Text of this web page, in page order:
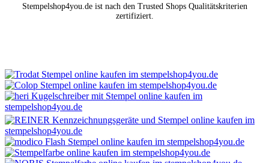
Stempelshop4you.de ist nach den Trusted Shops Qualitätskriterien
zertifiziert.